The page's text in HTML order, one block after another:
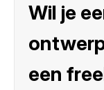
Wil je
een